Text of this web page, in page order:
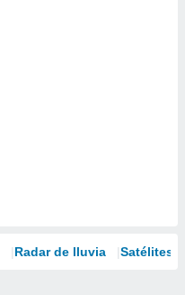
Radar de lluvia Satélites